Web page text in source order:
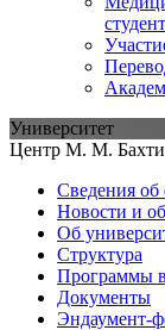
Университет
Центр М. М.
Сведения об
Новости и
Об
Структура
Программы
Документы
Эндаумент-